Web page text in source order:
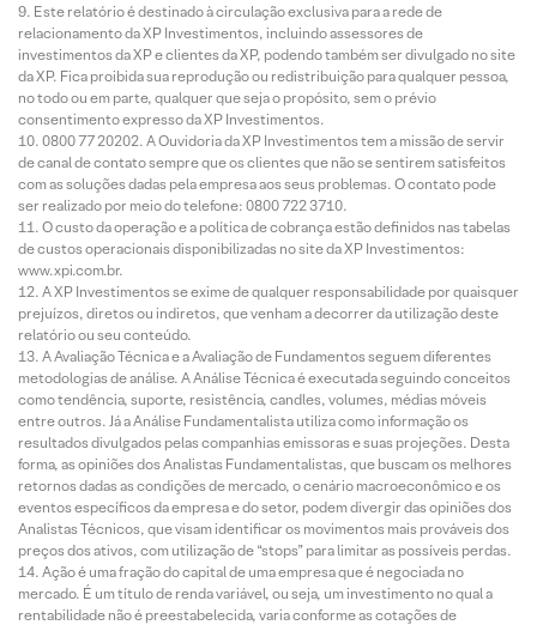
Este relatório é destinado à circulação exclusiva para a rede de
relacionamento da XP Investimentos, incluindo assessores de
investimentos da XP e clientes da XP, podendo também ser divulgado no site
da XP. Fica proibida sua reprodução ou redistribuição para qualquer pessoa,
no todo ou em parte, qualquer que seja o propósito, sem o prévio
consentimento expresso da XP Investimentos.
0800 77 20202. A Ouvidoria da XP Investimentos tem a missão de servir
de canal de contato sempre que os clientes que não se sentirem satisfeitos
com as soluções dadas pela empresa aos seus problemas. O contato pode
ser realizado por meio do telefone: 0800 722 3710.
O custo da operação e a política de cobrança estão definidos nas tabelas
de custos operacionais disponibilizadas no site da XP Investimentos:
www.xpi.com.br.
A XP Investimentos se exime de qualquer responsabilidade por quaisquer
prejuízos, diretos ou indiretos, que venham a decorrer da utilização deste
relatório ou seu conteúdo.
A Avaliação Técnica e a Avaliação de Fundamentos seguem diferentes
metodologias de análise. A Análise Técnica é executada seguindo conceitos
como tendência, suporte, resistência, candles, volumes, médias móveis
entre outros. Já a Análise Fundamentalista utiliza como informação os
resultados divulgados pelas companhias emissoras e suas projeções. Desta
forma, as opiniões dos Analistas Fundamentalistas, que buscam os melhores
retornos dadas as condições de mercado, o cenário macroeconômico e os
eventos específicos da empresa e do setor, podem divergir das opiniões dos
Analistas Técnicos, que visam identificar os movimentos mais prováveis dos
preços dos ativos, com utilização de “stops” para limitar as possíveis perdas.
Ação é uma fração do capital de uma empresa que é negociada no
mercado. É um título de renda variável, ou seja, um investimento no qual a
rentabilidade não é preestabelecida, varia conforme as cotações de